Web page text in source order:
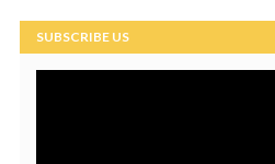
SUBSCRIBE US